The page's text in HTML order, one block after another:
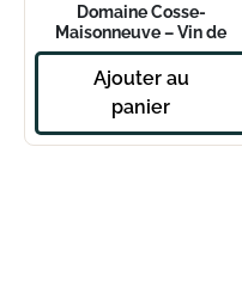
Domaine Cosse-
Maisonneuve – Vin de
France rouge – Cheval En
Tête 2022
Ajouter au
panier